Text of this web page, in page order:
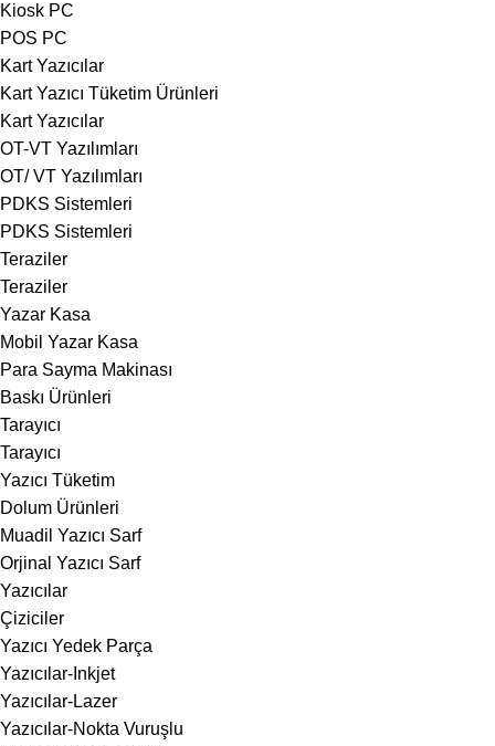
Kiosk PC
POS PC
Kart Yazıcılar
Kart Yazıcı Tüketim Ürünleri
Kart Yazıcılar
OT-VT Yazılımları
OT/ VT Yazılımları
PDKS Sistemleri
PDKS Sistemleri
Teraziler
Teraziler
Yazar Kasa
Mobil Yazar Kasa
Para Sayma Makinası
Baskı Ürünleri
Tarayıcı
Tarayıcı
Yazıcı Tüketim
Dolum Ürünleri
Muadil Yazıcı Sarf
Orjinal Yazıcı Sarf
Yazıcılar
Çiziciler
Yazıcı Yedek Parça
Yazıcılar-Inkjet
Yazıcılar-Lazer
Yazıcılar-Nokta Vuruşlu